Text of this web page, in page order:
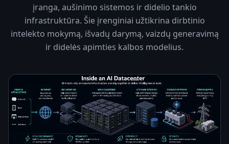
įranga, aušinimo sistemos ir didelio tankio
infrastruktūra. Šie įrenginiai užtikrina dirbtinio
intelekto mokymą, išvadų darymą, vaizdų generavimą
ir didelės apimties kalbos modelius.